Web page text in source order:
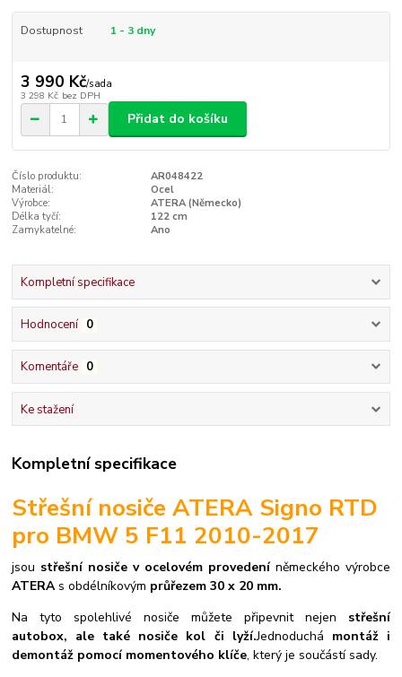
Dostupnost 1 - 3 dny
3 990 Kč/sada
3 298 Kč bez DPH
Přidat do košíku
Číslo produktu:
AR048422
Materiál:
Ocel
Výrobce:
ATERA (Německo)
Délka tyčí:
122 cm
Zamykatelné:
Ano
Kompletní specifikace
Hodnocení 0
Komentáře 0
Ke stažení
Kompletní specifikace
Střešní nosiče ATERA Signo RTD
pro BMW 5 F11 2010-2017
jsou střešní nosiče v ocelovém provedeníněmeckého výrobce
ATERAs obdélníkovým průřezem 30 x 20 mm.
Na tyto spolehlivé nosiče můžete připevnit nejen střešní
autobox, ale také nosiče kol či lyží.Jednoduchá montáž i
demontáž pomocí momentového klíče, který je součástí sady.